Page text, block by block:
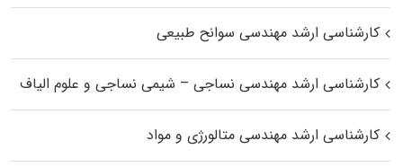
کارشناسی ارشد مهندسی سوانح طبیعی
کارشناسی ارشد مهندسی نساجی – شیمی نساجی و علوم الیاف
کارشناسی ارشد مهندسی متالورژی و مواد